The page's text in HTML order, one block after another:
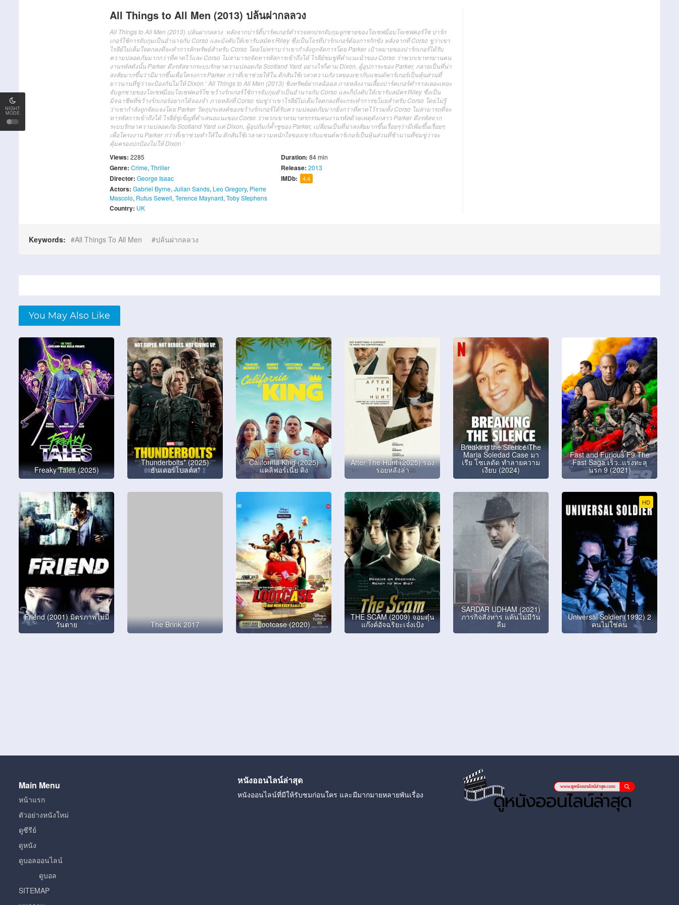
NIGHT
MODE
All Things to All Men (2013) ปล้นผ่ากลลวง
All Things to All Men (2013) ปล้นผ่ากลลวง หลังจากปาร์ตี้ปาร์คเกอร์ตำรวจสกปรกจับกุมลูกชายของโจเซฟม็อบโจเซฟคอร์โซ ปาร์ก
เกอร์ใช้การจับกุมเป็นอำนาจกับ Corso และบังคับให้เขารับสมัคร Riley ซึ่งเป็นโจรที่ปาร์กเกอร์ต้องการกักขัง หลังจากที่ Corso ขู่ว่าเขา
ไรลีย์ไม่เต็มใจตกลงที่จะทำการลักทรัพย์สำหรับ Corso โดยไม่ทราบว่าเขากำลังถูกจัดการโดย Parker เป้าหมายของปาร์กเกอร์ได้รับ
ความปลอดภัยมากกว่าที่คาดไว้และ Corso ไม่สามารถจัดหารหัสการเข้าถึงได้ ไรลีย์ข่มขู่ที่คำแนะนำของ Corso ว่าพวกเขาทรมานคน
งานรหัสดังนั้น Parker ดึงรหัสจากระบบรักษาความปลอดภัย Scotland Yard อย่างไรก็ตาม Dixon, ผู้อุปการะของ Parker, กลายเป็นที่น่า
สงสัยมากขึ้นว่ามีมากขึ้นเพื่อโครงการ Parker กว่าที่เขาช่วยให้ใน ดิกสันใช้เวลาความกังวลของเขากับแซนด์พาร์เกอร์เป็นหุ้นส่วนที่
ยาวนานที่ขู่ว่าจะป้องกันไม่ให้ Dixon ‘ All Things to All Men (2013) ชิงทรัพย์ผ่ากลฉ้อฉล ภายหลังงานเลี้ยงปาร์คเกอร์ตำรวจเลอะเทอะ
จับลูกชายของโจเซฟม็อบโจเซฟคอร์โซ ขว้างร์กเกอร์ใช้การจับกุมตัวเป็นอำนาจกับ Corso และก็บังคับให้เขารับสมัคร Riley ซึ่งเป็น
มิจฉาชีพที่ขว้างร์กเกอร์อยากได้จองจำ ภายหลังที่ Corso ข่มขู่ว่าเขาไรลีย์ไม่เต็มใจตกลงที่จะกระทำการขโมยสำหรับ Corso โดยไม่รู้
ว่าเขากำลังถูกจัดแจงโดย Parker วัตถุประสงค์ของขว้างร์กเกอร์ได้รับความปลอดภัยมากยิ่งกว่าที่คาดไว้รวมทั้ง Corso ไม่สามารถที่จะ
หารหัสการเข้าถึงได้ ไรลีย์ขู่เข็ญที่คำเสนอแนะของ Corso ว่าพวกเขาทรมาทรกรรมคนงานรหัสด้วยเหตุดังกล่าว Parker ดึงรหัสจาก
ระบบรักษาความปลอดภัย Scotland Yard แต่ Dixon, ผู้อุปถัมภ์ค้ำชูของ Parker, เปลี่ยนเป็นที่น่าสงสัยมากขึ้นเรื่อยๆว่ามีเพิ่มขึ้นเรื่อยๆ
เพื่อโครงงาน Parker กว่าที่เขาช่วยทำให้ใน ดิกสันใช้เวลาความหนักใจของเขากับแซนด์พาร์เกอร์เป็นหุ้นส่วนที่ช้านานที่ข่มขู่ว่าจะ
คุ้มครองปกป้องไม่ให้ Dixon ‘
Views: 2285
Genre: Crime, Thriller
Director: George Isaac
Actors: Gabriel Byrne, Julian Sands, Leo Gregory, Pierre
Mascolo, Rufus Sewell, Terence Maynard, Toby Stephens
Country: UK
Duration: 84 min
Release:2013
IMDb: 4.4
Keywords: All Things To All Men ปล้นผ่ากลลวง
You May Also Like
Freaky Tales (2025)
Thunderbolts* (2025)
ธันเดอร์โบลต์ส*
California King (2025)
แคลิฟอร์เนีย คิง
After The Hunt (2025) ร่อง
รอยหลังล่า
Breaking the Silence The
Maria Soledad Case มา
เรีย โซเลดัด ทำลายความ
เงียบ (2024)
Fast and Furious F9 The
Fast Saga เร็ว..แรงทะลุ
นรก 9 (2021)
Friend (2001) มิตรภาพไม่มี
วันตาย The Brink 2017 Lootcase (2020)
THE SCAM (2009) จอมตุ๋น
แก๊งค์อัจฉริยะเจ๋งเป้ง
SARDAR UDHAM (2021)
ภารกิจสังหาร แค้นไม่มีวัน
ลืม
HD
Universal Soldier (1992) 2
คนไม่ใช่คน
Main Menu
หน้าแรก
ตัวอย่างหนังใหม่
ดูซีรีย์
ดูหนัง
ดูบอลออนไลน์
ดูบอล
SITEMAP
หนังออนไลน์ล่าสุด
หนังออนไลน์ที่มีให้รับชมก่อนใคร และมีมากมายหลายพันเรื่อง